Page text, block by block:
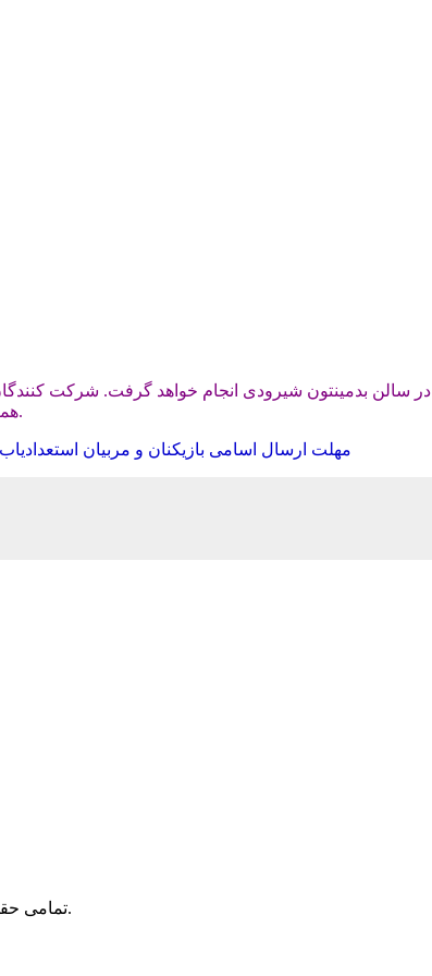
انجام آزمون های استعدادیابی گروه ب پسران تهران در روز شنبه مورخ ۲۶ خرداد ماه ساعت ۱۶ در سالن
همراه گواهی سلامت و کارت بیمه ورزشی باشند.
مهلت ارسال اسامی بازیکنان و مربیان استعدادیاب به
تمامی حقوق این سایت متعلق به نیک بدمینتون می باشد.